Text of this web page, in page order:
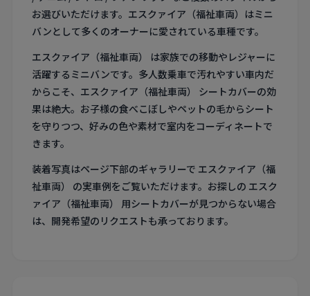
お選びいただけます。エスクァイア（福祉車両）はミニ
バンとして多くのオーナーに愛されている車種です。
エスクァイア（福祉車両） は家族での移動やレジャーに
活躍するミニバンです。多人数乗車で汚れやすい車内だ
からこそ、エスクァイア（福祉車両） シートカバーの効
果は絶大。お子様の食べこぼしやペットの毛からシート
を守りつつ、好みの色や素材で室内をコーディネートで
きます。
装着写真はページ下部のギャラリーで エスクァイア（福
祉車両） の実車例をご覧いただけます。お探しの エスク
ァイア（福祉車両） 用シートカバーが見つからない場合
は、開発希望のリクエストも承っております。